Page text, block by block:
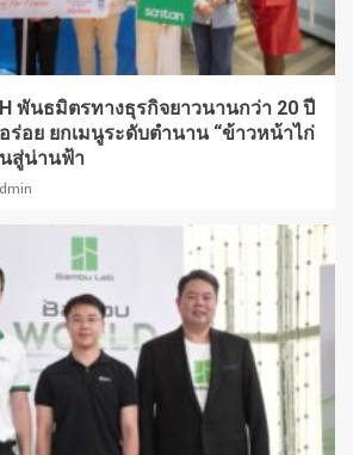
พันธมิตรทางธุรกิจยาวนานกว่า 20 ปี
ร่อย ยกเมนูระดับตำนาน “ข้าวหน้าไก่
สู่น่านฟ้า